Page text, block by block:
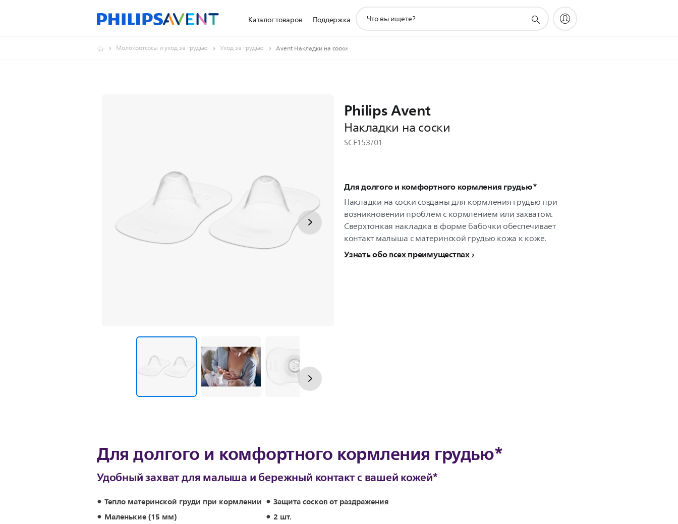
Каталог товаров Поддержка
поддержки
Молокоотсосы и уход за грудью Уход за грудью Avent Накладки на соски
Philips Avent
Накладки на соски
SCF153/01
Для долгого и комфортного кормления грудью*
Накладки на соски созданы для кормления грудью при
возникновении проблем с кормлением или захватом.
Сверхтонкая накладка в форме бабочки обеспечивает
контакт малыша с материнской грудью кожа к коже.
Узнать обо всех преимуществах
Для долгого и комфортного кормления грудью*
Удобный захват для малыша и бережный контакт с вашей кожей*
Тепло материнской груди при кормлении
Защита сосков от раздражения
Маленькие (15 мм)
2 шт.